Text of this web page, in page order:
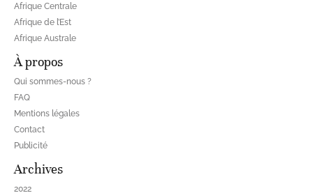
Afrique Centrale
Afrique de l’Est
Afrique Australe
À propos
Qui sommes-nous ?
FAQ
Mentions légales
Contact
Publicité
Archives
2022